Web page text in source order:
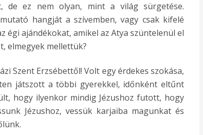
de ez nem olyan, mint a világ sürgetése.
hangját a szívemben, vagy csak kifelé
égi ajándékokat, amikel az Atya szüntelenül el
elmegyek mellettük?
Szent Erzsébettől! Volt egy érdekes szokása,
játszott a többi gyerekkel, időnként eltűnt
hogy ilyenkor mindig Jézushoz futott, hogy
Jézushoz, vessük karjaiba magunkat és